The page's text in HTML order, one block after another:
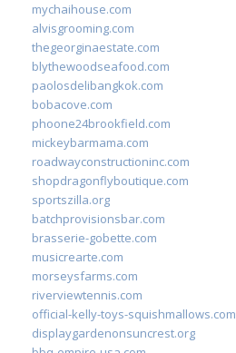
mychaihouse.com
alvisgrooming.com
thegeorginaestate.com
blythewoodseafood.com
paolosdelibangkok.com
bobacove.com
phoone24brookfield.com
mickeybarmama.com
roadwayconstructioninc.com
shopdragonflyboutique.com
sportszilla.org
batchprovisionsbar.com
brasserie-gobette.com
musicrearte.com
morseysfarms.com
riverviewtennis.com
official-kelly-toys-squishmallows.com
displaygardenonsuncrest.org